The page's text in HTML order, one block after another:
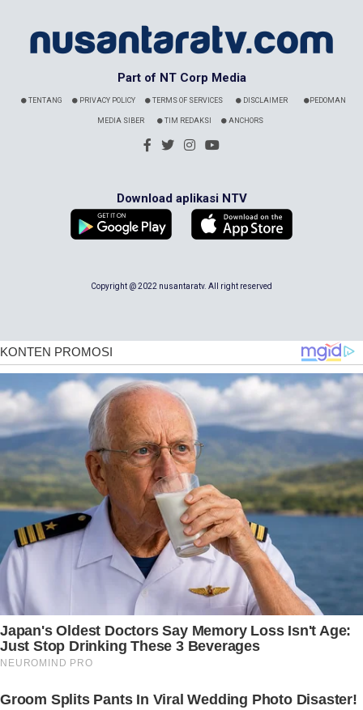
Part of NT Corp Media
TENTANG PRIVACY POLICY TERMS OF SERVICES DISCLAIMER PEDOMAN
MEDIA SIBER TIM REDAKSI ANCHORS
Download aplikasi NTV
Copyright @ 2022 nusantaratv. All right reserved